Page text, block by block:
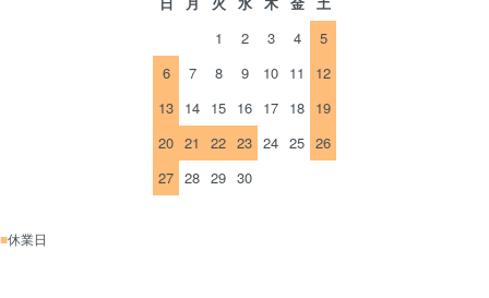
1
2 3 4
5
6
7 8 9 10 11
12
13 14 15 16 17 18 19
20 21 22 23 24 25 26
27 28 29 30
■休業日